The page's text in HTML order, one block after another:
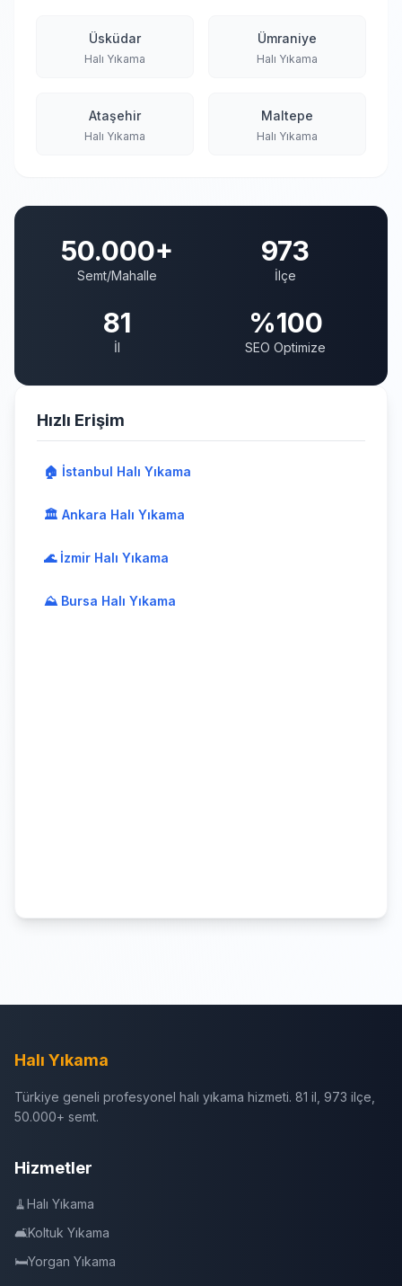
Üsküdar
Halı Yıkama
Ümraniye
Halı Yıkama
Ataşehir
Halı Yıkama
Maltepe
Halı Yıkama
50.000+
Semt/Mahalle
973
İlçe
81
İl
%100
SEO Optimize
Hızlı Erişim
🏠 İstanbul Halı Yıkama
🏛️ Ankara Halı Yıkama
🌊 İzmir Halı Yıkama
⛰️ Bursa Halı Yıkama
Halı Yıkama
Türkiye geneli profesyonel halı yıkama hizmeti. 81 il, 973 ilçe,
50.000+ semt.
Hizmetler
🧹Halı Yıkama
🛋️Koltuk Yıkama
🛏️Yorgan Yıkama